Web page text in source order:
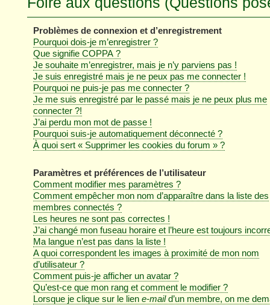
Problèmes de connexion et d’enregistrement
Pourquoi dois-je m’enregistrer ?
Que signifie COPPA ?
Je souhaite m’enregistrer, mais je n’y parviens pas !
Je suis enregistré mais je ne peux pas me connecter !
Pourquoi ne puis-je pas me connecter ?
Je me suis enregistré par le passé mais je ne peux plus me
connecter ?!
J’ai perdu mon mot de passe !
Pourquoi suis-je automatiquement déconnecté ?
À quoi sert « Supprimer les cookies du forum » ?
Paramètres et préférences de l’utilisateur
Comment modifier mes paramètres ?
Comment empêcher mon nom d’apparaître dans la liste des
membres connectés ?
Les heures ne sont pas correctes !
J’ai changé mon fuseau horaire et l’heure est toujours
Ma langue n’est pas dans la liste !
A quoi correspondent les images à proximité de mon nom
d’utilisateur ?
Comment puis-je afficher un avatar ?
Qu’est-ce que mon rang et comment le modifier ?
Lorsque je clique sur le lien e-maild’un membre, on me